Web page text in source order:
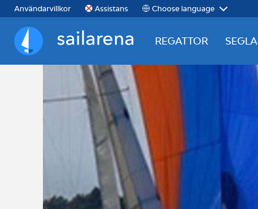
Användarvillkor Assistans Choose language
Sailarena
REGATTOR